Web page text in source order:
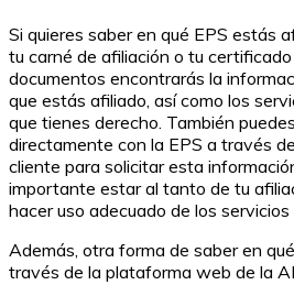
Si quieres saber en qué EPS estás
tu carné de afiliación o tu
documentos encontrarás la
que estás afiliado, así como los
que tienes derecho. También
directamente con la EPS a través
cliente para solicitar esta
importante estar al tanto de tu
hacer uso adecuado de los servicios
Además, otra forma de saber en
través de la plataforma web de la